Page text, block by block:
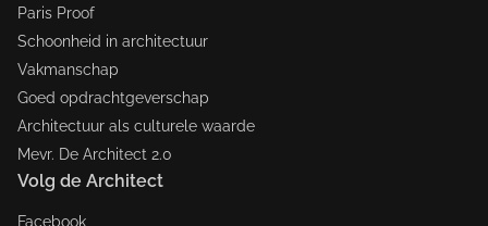
Paris Proof
Schoonheid in architectuur
Vakmanschap
Goed opdrachtgeverschap
Architectuur als culturele waarde
Mevr. De Architect 2.0
Volg de Architect
Facebook